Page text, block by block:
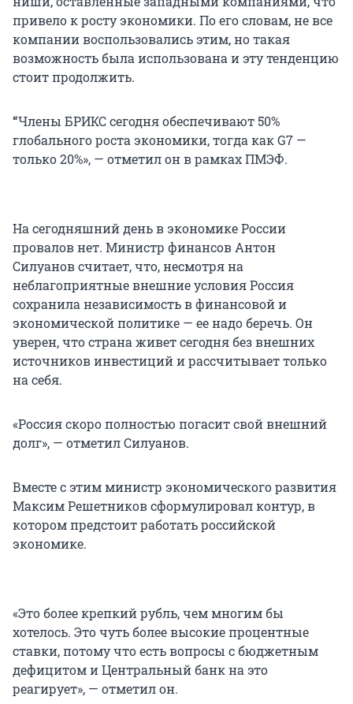
привело к росту экономики. По его словам, не все
компании воспользовались этим, но такая
возможность была использована и эту тенденцию
стоит продолжить.
“Члены БРИКС сегодня обеспечивают 50%
глобального роста экономики, тогда как G7 —
только 20%», — отметил он в рамках ПМЭФ.
На сегодняшний день в экономике России
провалов нет. Министр финансов Антон
Силуанов считает, что, несмотря на
неблагоприятные внешние условия Россия
сохранила независимость в финансовой и
экономической политике — ее надо беречь. Он
уверен, что страна живет сегодня без внешних
источников инвестиций и рассчитывает только
на себя.
«Россия скоро полностью погасит свой внешний
долг», — отметил Силуанов.
Вместе с этим министр экономического развития
Максим Решетников сформулировал контур, в
котором предстоит работать российской
экономике.
«Это более крепкий рубль, чем многим бы
хотелось. Это чуть более высокие процентные
ставки, потому что есть вопросы с бюджетным
дефицитом и Центральный банк на это
реагирует», — отметил он.